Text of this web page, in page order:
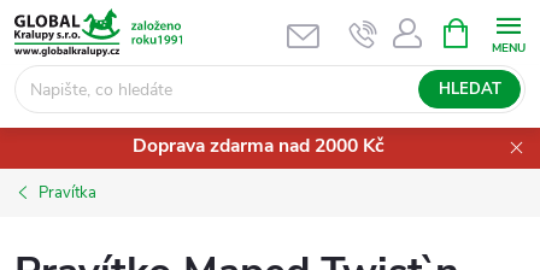
Přejít
na
obsah
HLEDAT
NÁKUPNÍ
KOŠÍK
Doprava zdarma nad 2000 Kč
Pravítka